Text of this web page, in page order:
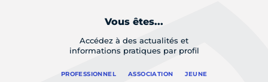
Vous êtes...
Accédez à des actualités et
informations pratiques par profil
PROFESSIONNEL ASSOCIATION JEUNE